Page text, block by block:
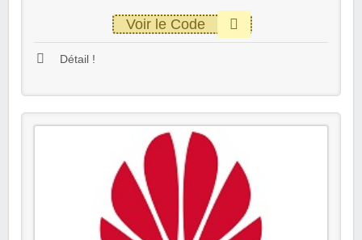
Voir le Code
Détail !